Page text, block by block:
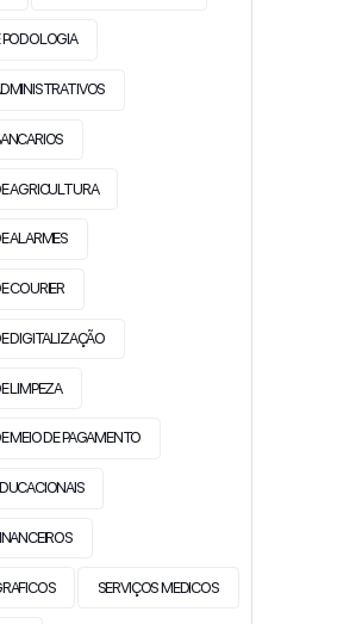
PODOLOGIA
AGRICULTURA
ALARMES
COURIER
DIGITALIZAÇÃO
LIMPEZA
MEIO DE PAGAMENTO
SERVIÇOS MEDICOS